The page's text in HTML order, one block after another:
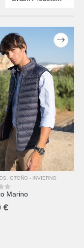
, OTOÑO - INVIERNO
of 5
Marino
€